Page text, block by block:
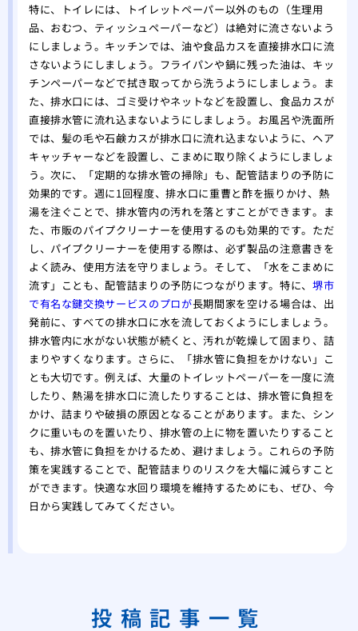
特に、トイレには、トイレットペーパー以外のもの（生理用
品、おむつ、ティッシュペーパーなど）は絶対に流さないよう
にしましょう。キッチンでは、油や食品カスを直接排水口に流
さないようにしましょう。フライパンや鍋に残った油は、キッ
チンペーパーなどで拭き取ってから洗うようにしましょう。ま
た、排水口には、ゴミ受けやネットなどを設置し、食品カスが
直接排水管に流れ込まないようにしましょう。お風呂や洗面所
では、髪の毛や石鹸カスが排水口に流れ込まないように、ヘア
キャッチャーなどを設置し、こまめに取り除くようにしましょ
う。次に、「定期的な排水管の掃除」も、配管詰まりの予防に
効果的です。週に1回程度、排水口に重曹と酢を振りかけ、熱
湯を注ぐことで、排水管内の汚れを落とすことができます。ま
た、市販のパイプクリーナーを使用するのも効果的です。ただ
し、パイプクリーナーを使用する際は、必ず製品の注意書きを
よく読み、使用方法を守りましょう。そして、「水をこまめに
流す」ことも、配管詰まりの予防につながります。特に、 堺市
で有名な鍵交換サービスのプロが長期間家を空ける場合は、出
発前に、すべての排水口に水を流しておくようにしましょう。
排水管内に水がない状態が続くと、汚れが乾燥して固まり、詰
まりやすくなります。さらに、「排水管に負担をかけない」こ
とも大切です。例えば、大量のトイレットペーパーを一度に流
したり、熱湯を排水口に流したりすることは、排水管に負担を
かけ、詰まりや破損の原因となることがあります。また、シン
クに重いものを置いたり、排水管の上に物を置いたりすること
も、排水管に負担をかけるため、避けましょう。これらの予防
策を実践することで、配管詰まりのリスクを大幅に減らすこと
ができます。快適な水回り環境を維持するためにも、ぜひ、今
日から実践してみてください。
投稿記事一覧